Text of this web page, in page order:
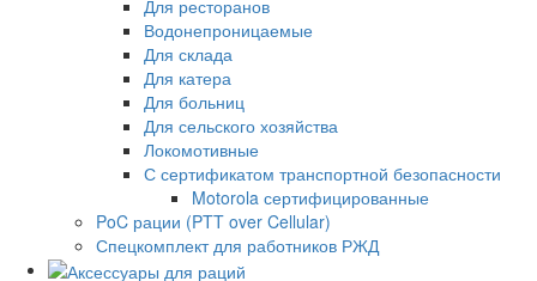
Для ресторанов
Водонепроницаемые
Для склада
Для катера
Для больниц
Для сельского хозяйства
Локомотивные
С сертификатом транспортной безопасности
Motorola сертифицированные
PoC рации (PTT over Cellular)
Спецкомплект для работников РЖД